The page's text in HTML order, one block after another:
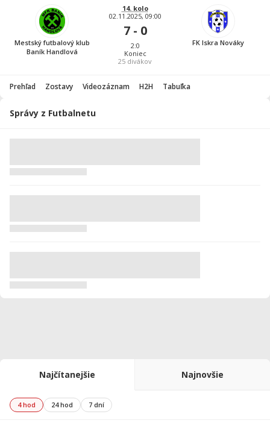
Mestský futbalový klub
Baník Handlová
14. kolo
02.11.2025, 09:00
7 - 0
2:0
Koniec
25 divákov
FK Iskra Nováky
Prehľad Zostavy Videozáznam H2H Tabuľka
Správy z Futbalnetu
Najčítanejšie Najnovšie
4 hod 24 hod 7 dní